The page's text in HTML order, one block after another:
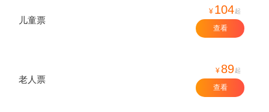
儿童票
¥ 104起
查看
老人票
¥ 89起
查看